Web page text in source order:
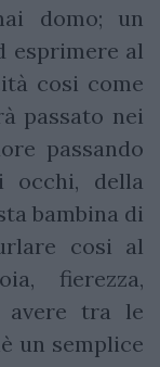
domo; un
esprimere al
cosi come
passato nei
passando
occhi, della
bambina di
cosi al
fierezza,
avere tra le
un semplice